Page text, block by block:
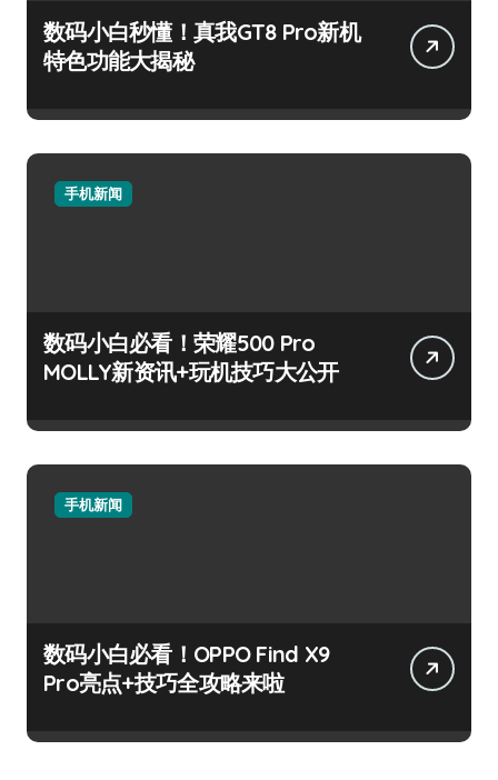
数码小白秒懂！真我GT8 Pro新机
特色功能大揭秘
手机新闻
数码小白必看！荣耀500 Pro
MOLLY新资讯+玩机技巧大公开
手机新闻
数码小白必看！OPPO Find X9
Pro亮点+技巧全攻略来啦